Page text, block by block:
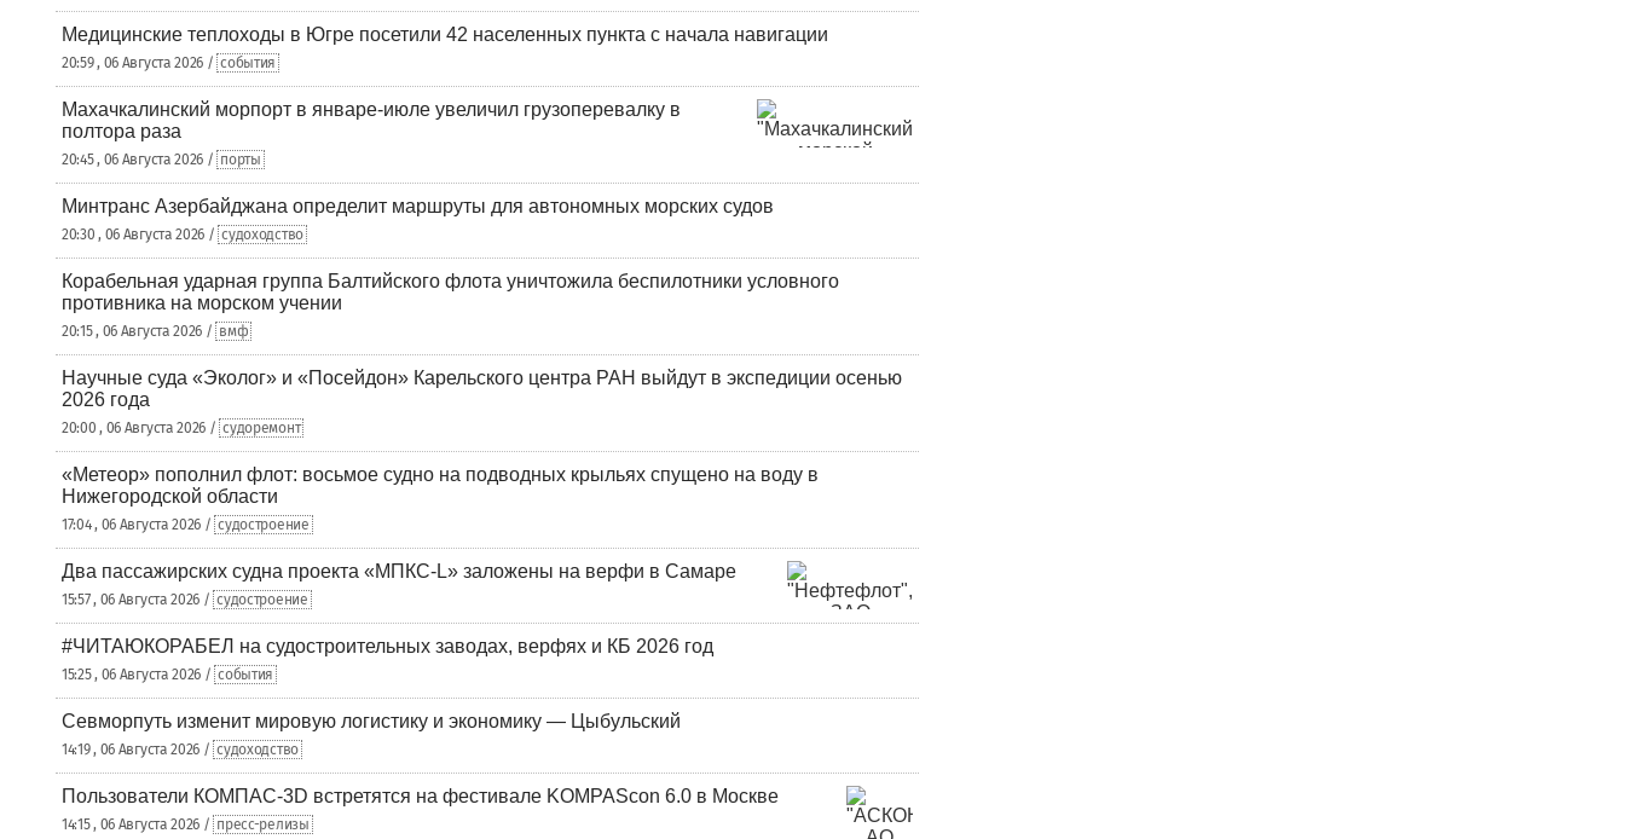
Медицинские теплоходы в Югре посетили 42 населенных пункта с начала навигации
20:59 , 06 Августа 2026 / события
Махачкалинский морпорт в январе-июле увеличил грузоперевалку в
полтора раза
20:45 , 06 Августа 2026 / порты
Минтранс Азербайджана определит маршруты для автономных морских судов
20:30 , 06 Августа 2026 / судоходство
Корабельная ударная группа Балтийского флота уничтожила беспилотники условного
противника на морском учении
20:15 , 06 Августа 2026 / вмф
Научные суда «Эколог» и «Посейдон» Карельского центра РАН выйдут в экспедиции осенью
2026 года
20:00 , 06 Августа 2026 / судоремонт
«Метеор» пополнил флот: восьмое судно на подводных крыльях спущено на воду в
Нижегородской области
17:04 , 06 Августа 2026 / судостроение
Два пассажирских судна проекта «МПКС-L» заложены на верфи в Самаре
15:57 , 06 Августа 2026 / судостроение
#ЧИТАЮКОРАБЕЛ на судостроительных заводах, верфях и КБ 2026 год
15:25 , 06 Августа 2026 / события
Севморпуть изменит мировую логистику и экономику — Цыбульский
14:19 , 06 Августа 2026 / судоходство
Пользователи КОМПАС-3D встретятся на фестивале KOMPAScon 6.0 в Москве
14:15 , 06 Августа 2026 / пресс-релизы